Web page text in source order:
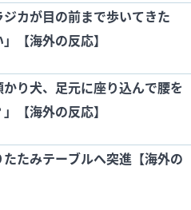
カが目の前まで歩いてきた
【海外の反応】
り犬、足元に座り込んで腰を
【海外の反応】
たみテーブルへ突進【海外の